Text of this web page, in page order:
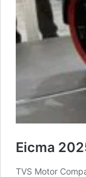
Eicma
TVS Motor